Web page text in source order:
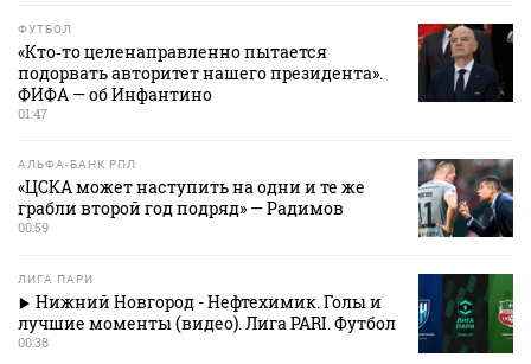
ФУТБОЛ
«Кто‑то целенаправленно пытается
подорвать авторитет нашего президента».
ФИФА — об Инфантино
01:47
АЛЬФА-БАНК РПЛ
«ЦСКА может наступить на одни и те же
грабли второй год подряд» — Радимов
00:59
ЛИГА ПАРИ
Нижний Новгород - Нефтехимик. Голы и
лучшие моменты (видео). Лига PARI. Футбол
00:38